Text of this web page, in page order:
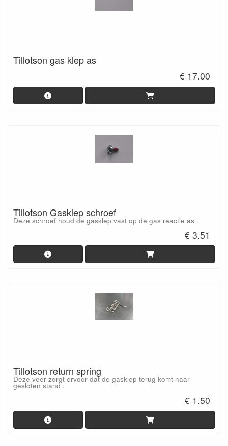
Tillotson gas klep as
€ 17.00
Tillotson Gasklep schroef
Deze schroef houd de gasklep vast op de gas reactie as .
€ 3.51
Tillotson return spring
Deze veer zorgt ervoor dat de gasklep terug komt naar
gesloten stand .
€ 1.50